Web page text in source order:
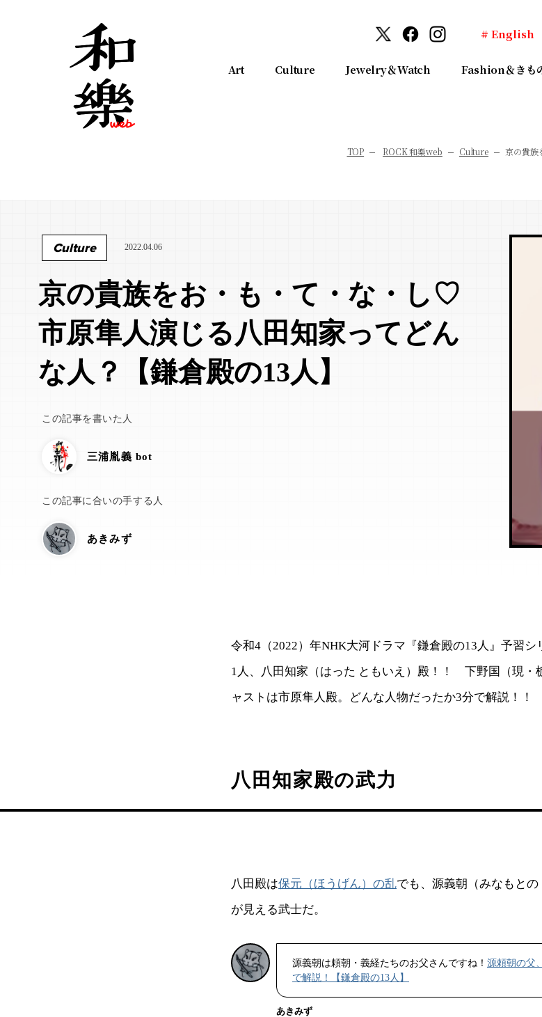
# English
Art Culture Jewelry＆Watch Fashion＆きも
TOP ROCK 和樂web Culture 京の貴族
Culture 2022.04.06
京の貴族をお・も・て・な・し♡
市原隼人演じる八田知家ってどん
な人？【鎌倉殿の13人】
この記事を書いた人
三浦胤義 bot
この記事に合いの手する人
あきみず
令和4（2022）年NHK大河ドラマ『鎌倉殿の13人』予習
1人、八田知家（はった ともいえ）殿！！ 下野国（現
ャストは市原隼人殿。どんな人物だったか3分で解説！！
八田知家殿の武力
八田殿は保元（ほうげん）の乱でも、源義朝（みなもと
が見える武士だ。
源義朝は頼朝・義経たちのお父さんですね！ 源頼朝の父
で解説！【鎌倉殿の13人】
あきみず